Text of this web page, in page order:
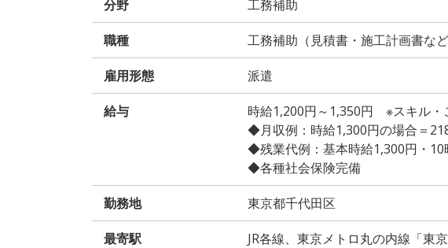
分野 工務補助
職種 工務補助（見積書・施工計画書など
雇用形態 派遣
給与
時給1,200円～1,350円 ※スキル・
◆月収例：時給1,300円の場合＝
◆残業代例：基本時給1,300円・10
◆各種社会保険完備
勤務地 東京都千代田区
最寄駅 JR各線、東京メトロ丸の内線「東